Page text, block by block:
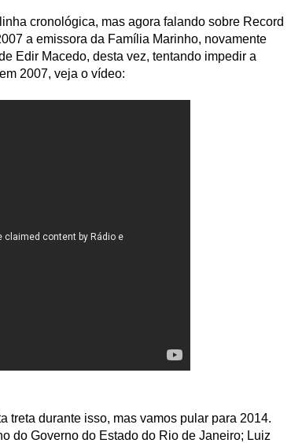
cronológica, mas agora falando sobre Record
a emissora da Família Marinho, novamente
Edir Macedo, desta vez, tentando impedir a
2007, veja o vídeo:
treta durante isso, mas vamos pular para 2014.
do Governo do Estado do Rio de Janeiro; Luiz